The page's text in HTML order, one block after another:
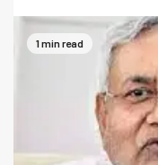
1 min read